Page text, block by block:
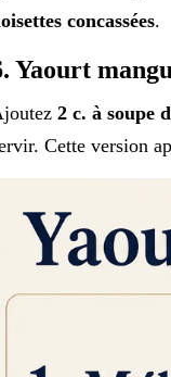
concassées.
Yaourt
2 c. à soupe
Cette version